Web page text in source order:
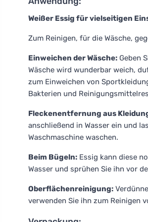
Weißer Essig für vielseitigen
Zum Reinigen, für die Wäsche,
Einweichen der Wäsche: Geben
Wäsche wird wunderbar weich,
zum Einweichen von
Bakterien und
Fleckenentfernung aus
anschließend in Wasser ein und
Waschmaschine waschen.
Beim Bügeln: Essig kann diese
Wasser und sprühen Sie ihn vor
Oberflächenreinigung:
verwenden Sie ihn zum Reinigen